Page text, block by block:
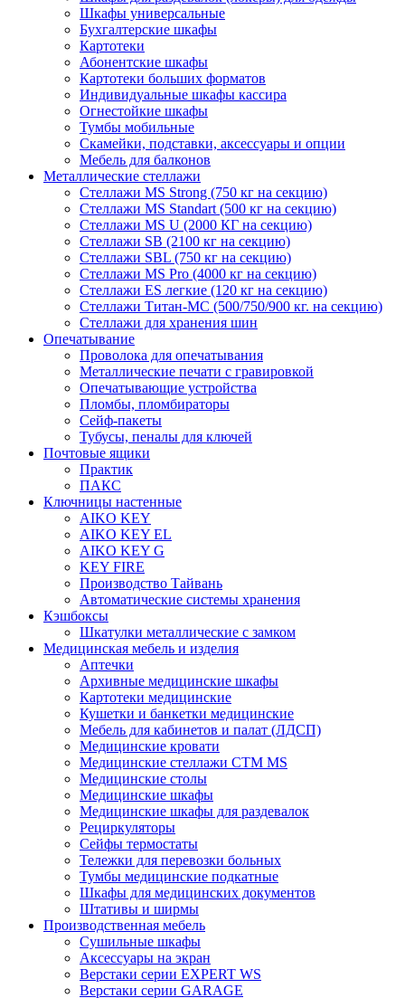
Шкафы универсальные
Бухгалтерские шкафы
Картотеки
Абонентские шкафы
Картотеки больших форматов
Индивидуальные шкафы кассира
Огнестойкие шкафы
Тумбы мобильные
Скамейки, подставки, аксессуары и опции
Мебель для балконов
Металлические стеллажи
Стеллажи MS Strong (750 кг на секцию)
Стеллажи MS Standart (500 кг на секцию)
Стеллажи MS U (2000 КГ на секцию)
Стеллажи SB (2100 кг на секцию)
Стеллажи SBL (750 кг на секцию)
Стеллажи MS Pro (4000 кг на секцию)
Стеллажи ES легкие (120 кг на секцию)
Стеллажи Титан-МС (500/750/900 кг. на секцию)
Стеллажи для хранения шин
Опечатывание
Проволока для опечатывания
Металлические печати с гравировкой
Опечатывающие устройства
Пломбы, пломбираторы
Сейф-пакеты
Тубусы, пеналы для ключей
Почтовые ящики
Практик
ПАКС
Ключницы настенные
AIKO KEY
AIKO KEY EL
AIKO KEY G
KEY FIRE
Производство Тайвань
Автоматические системы хранения
Кэшбоксы
Шкатулки металлические с замком
Медицинская мебель и изделия
Аптечки
Архивные медицинские шкафы
Картотеки медицинские
Кушетки и банкетки медицинские
Мебель для кабинетов и палат (ЛДСП)
Медицинские кровати
Медицинские стеллажи CTM MS
Медицинские столы
Медицинские шкафы
Медицинские шкафы для раздевалок
Рециркуляторы
Сейфы термостаты
Тележки для перевозки больных
Тумбы медицинские подкатные
Шкафы для медицинских документов
Штативы и ширмы
Производственная мебель
Cушильные шкафы
Аксессуары на экран
Верстаки серии EXPERT WS
Верстаки серии GARAGE